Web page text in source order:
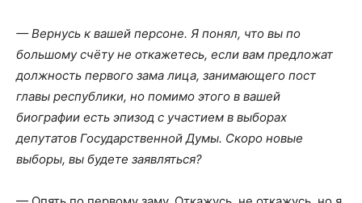
— Вернусь к вашей персоне. Я понял, что вы по
большому счёту не откажетесь, если вам предложат
должность первого зама лица, занимающего пост
главы республики, но помимо этого в вашей
биографии есть эпизод с участием в выборах
депутатов Государственной Думы. Скоро новые
выборы, вы будете заявляться?